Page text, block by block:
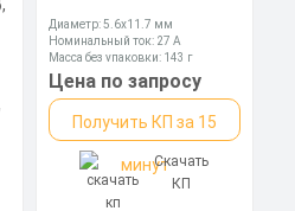
Диаметр: 5.6x11.7 мм
Номинальный ток: 27 А
Масса без упаковки: 143 г
Цена по запросу
Получить КП за 15
минутСкачать
КП